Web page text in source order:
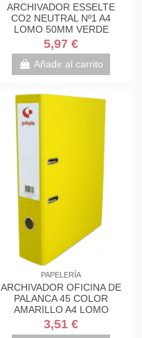
ARCHIVADOR ESSELTE
CO2 NEUTRAL Nº1 A4
LOMO 50MM VERDE
VIVIDA 627574
5,97 €
Añadir al carrito
PAPELERÍA
ARCHIVADOR OFICINA DE
PALANCA 45 COLOR
AMARILLO A4 LOMO
ESTRECHO 290X320X55
GRAFOPLAS...
3,51 €